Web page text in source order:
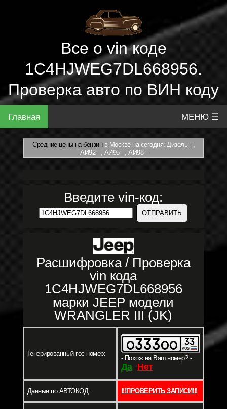
Все о vin коде
1C4HJWEG7DL668956.
Проверка авто по ВИН коду
Главная МЕНЮ ☰
Средние цены на бензинв Москве на сегодня: Дизель - ,
АИ92 - , АИ95 - , АИ98 -
Введите vin-код:
Расшифровка / Проверка
vin кода
1C4HJWEG7DL668956
марки JEEP модели
WRANGLER III (JK)
Генерированный гос номер:
- Похож на Ваш номер? -
Да- Нет
Данные по АВТОКОД: !!!ПРОВЕРИТЬ ЗАПИСИ!!!